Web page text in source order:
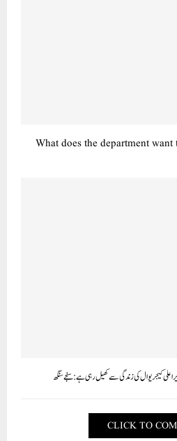
What does the department
کیجریوال کی زندگی سے کھیل رہی ہے: سنجے سنگھ
CLICK TO